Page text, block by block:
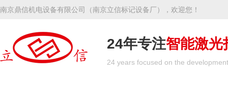
南京鼎信机电设备有限公司（南京立信标记设备厂），欢迎您！
24年专注智能激光
24 years focused on the